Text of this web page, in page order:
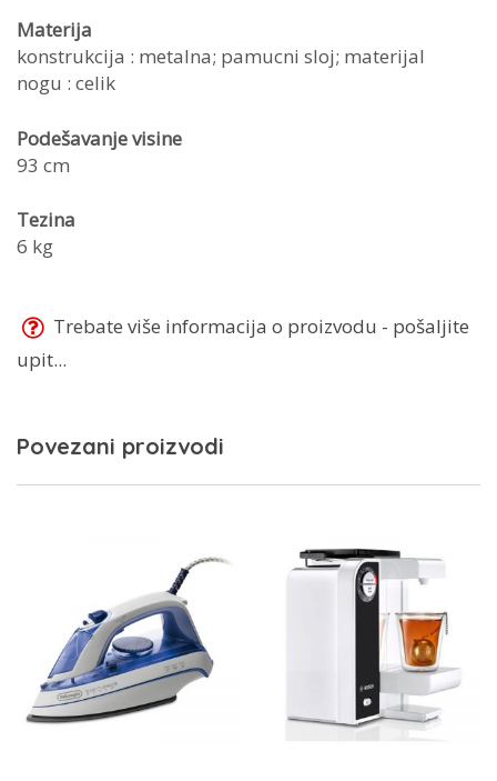
Materija
konstrukcija : metalna; pamucni sloj; materijal
nogu : celik
Podešavanje visine
93 cm
Tezina
6 kg
Trebate više informacija o proizvodu - pošaljite
upit...
Povezani proizvodi